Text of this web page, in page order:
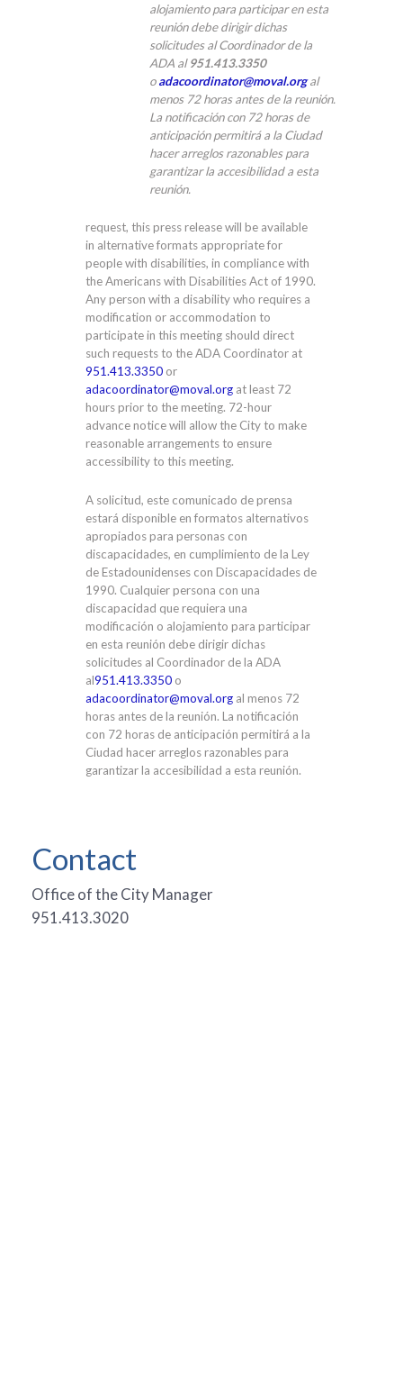
alojamiento para participar en esta
reunión debe dirigir dichas
solicitudes al Coordinador de la
ADA al951.413.3350
oadacoordinator@moval.orgal
menos 72 horas antes de la reunión.
La notificación con 72 horas de
anticipación permitirá a la Ciudad
hacer arreglos razonables para
garantizar la accesibilidad a esta
reunión.
request, this press release will be available
in alternative formats appropriate for
people with disabilities, in compliance with
the Americans with Disabilities Act of 1990.
Any person with a disability who requires a
modification or accommodation to
participate in this meeting should direct
such requests to the ADA Coordinator at
951.413.3350 or
adacoordinator@moval.org at least 72
hours prior to the meeting. 72-hour
advance notice will allow the City to make
reasonable arrangements to ensure
accessibility to this meeting.
A solicitud, este comunicado de prensa
estará disponible en formatos alternativos
apropiados para personas con
discapacidades, en cumplimiento de la Ley
de Estadounidenses con Discapacidades de
1990. Cualquier persona con una
discapacidad que requiera una
modificación o alojamiento para participar
en esta reunión debe dirigir dichas
solicitudes al Coordinador de la ADA
al951.413.3350 o
adacoordinator@moval.org al menos 72
horas antes de la reunión. La notificación
con 72 horas de anticipación permitirá a la
Ciudad hacer arreglos razonables para
garantizar la accesibilidad a esta reunión.
Contact
Office of the City Manager
951.413.3020